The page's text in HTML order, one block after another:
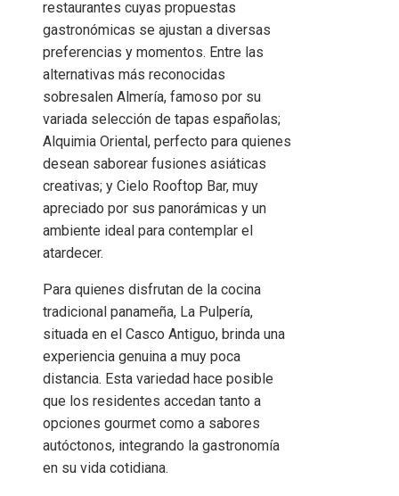
restaurantes cuyas propuestas
gastronómicas se ajustan a diversas
preferencias y momentos. Entre las
alternativas más reconocidas
sobresalen Almería, famoso por su
variada selección de tapas españolas;
Alquimia Oriental, perfecto para quienes
desean saborear fusiones asiáticas
creativas; y Cielo Rooftop Bar, muy
apreciado por sus panorámicas y un
ambiente ideal para contemplar el
atardecer.
Para quienes disfrutan de la cocina
tradicional panameña, La Pulpería,
situada en el Casco Antiguo, brinda una
experiencia genuina a muy poca
distancia. Esta variedad hace posible
que los residentes accedan tanto a
opciones gourmet como a sabores
autóctonos, integrando la gastronomía
en su vida cotidiana.